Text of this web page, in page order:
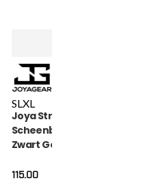
SL XL
Joya Strike
Scheenbeschermers
Zwart Goud
115.00